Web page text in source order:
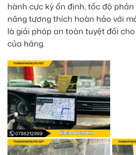
hành cực kỳ ổn định, tốc độ
năng tương thích hoàn hảo với
là giải pháp an toàn tuyệt đối
của hãng.